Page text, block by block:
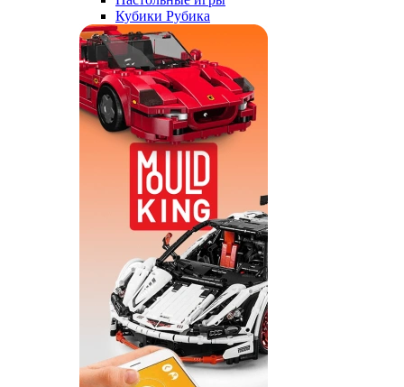
Кубики Рубика